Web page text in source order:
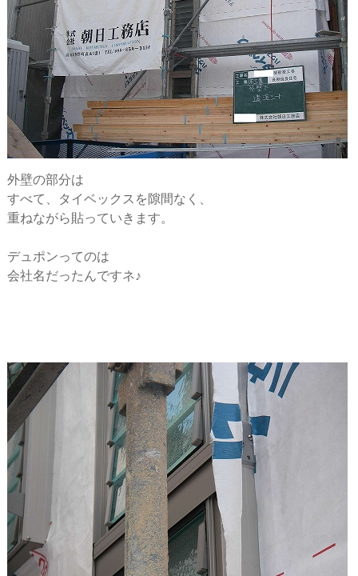
外壁の部分は
すべて、タイベックスを隙間なく、
重ねながら貼っていきます。
デュポンってのは
会社名だったんですネ♪